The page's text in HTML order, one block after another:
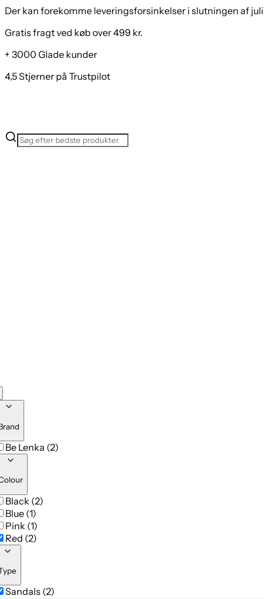
Der kan forekomme leveringsforsinkelser i slutningen af juli
Gratis fragt ved køb over 499 kr.
+ 3000 Glade kunder
4,5 Stjerner på Trustpilot
Be Lenka (2)
Black (2)
Blue (1)
Pink (1)
Red (2)
Sandals (2)